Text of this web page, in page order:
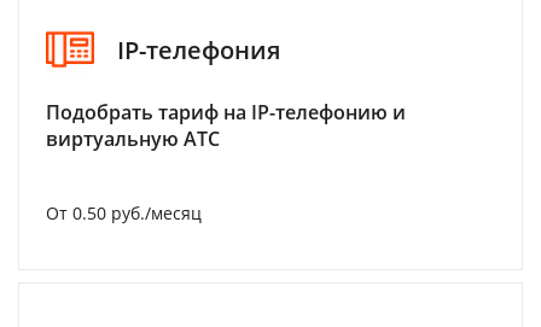
IP-телефония
Подобрать тариф на IP-телефонию и
виртуальную АТС
От 0.50 руб./месяц